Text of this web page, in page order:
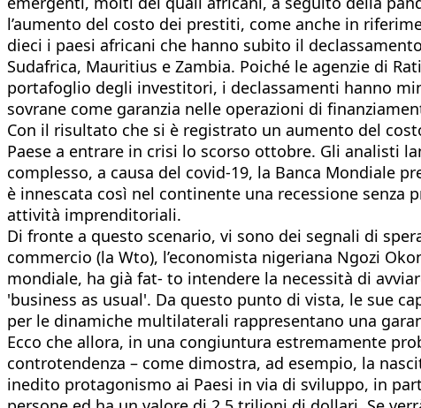
l’aumento del costo dei prestiti, come anche in
dieci i paesi africani che hanno subito il
Sudafrica, Mauritius e Zambia. Poiché le agenzie di
portafoglio degli investitori, i declassamenti hanno
sovrane come garanzia nelle operazioni di
Con il risultato che si è registrato un aumento del
Paese a entrare in crisi lo scorso ottobre. Gli analisti
complesso, a causa del covid-19, la Banca Mondiale
è innescata così nel continente una recessione senza
attività imprenditoriali.
Di fronte a questo scenario, vi sono dei segnali di
commercio (la Wto), l’economista nigeriana Ngozi
mondiale, ha già fat- to intendere la necessità di
'business as usual'. Da questo punto di vista, le sue
per le dinamiche multilaterali rappresentano una
Ecco che allora, in una congiuntura estremamente
controtendenza – come dimostra, ad esempio, la
inedito protagonismo ai Paesi in via di sviluppo, in